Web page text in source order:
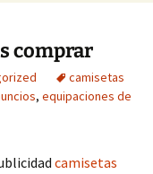
comprar
camisetas
, equipaciones de
camisetas